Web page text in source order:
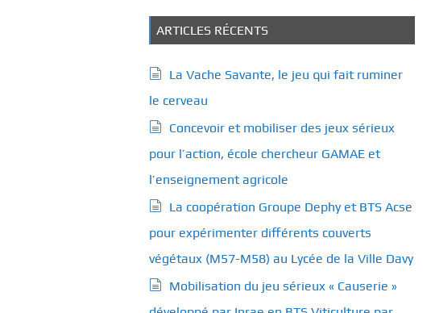
g
o
r
i
e
ARTICLES RÉCENTS
La Vache Savante, le jeu qui fait ruminer
le cerveau
Concevoir et mobiliser des jeux sérieux
pour l’action, école chercheur GAMAE et
l’enseignement agricole
La coopération Groupe Dephy et BTS Acse
pour expérimenter différents couverts
végétaux (M57-M58) au Lycée de la Ville Davy
Mobilisation du jeu sérieux « Causerie »